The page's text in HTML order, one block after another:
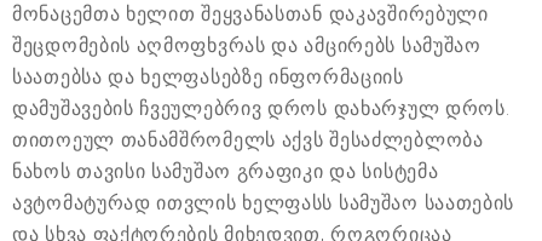
მონაცემთა ხელით შეყვანასთან დაკავშირებული
შეცდომების აღმოფხვრას და ამცირებს სამუშაო
საათებსა და ხელფასებზე ინფორმაციის
დამუშავების ჩვეულებრივ დროს დახარჯულ დროს.
თითოეულ თანამშრომელს აქვს შესაძლებლობა
ნახოს თავისი სამუშაო გრაფიკი და სისტემა
ავტომატურად ითვლის ხელფასს სამუშაო საათების
და სხვა ფაქტორების მიხედვით, როგორიცაა